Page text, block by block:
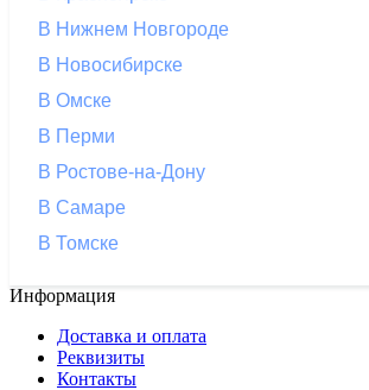
В Нижнем Новгороде
В Новосибирске
В Омске
В Перми
В Ростове-на-Дону
В Самаре
В Томске
Информация
Доставка и оплата
Реквизиты
Контакты